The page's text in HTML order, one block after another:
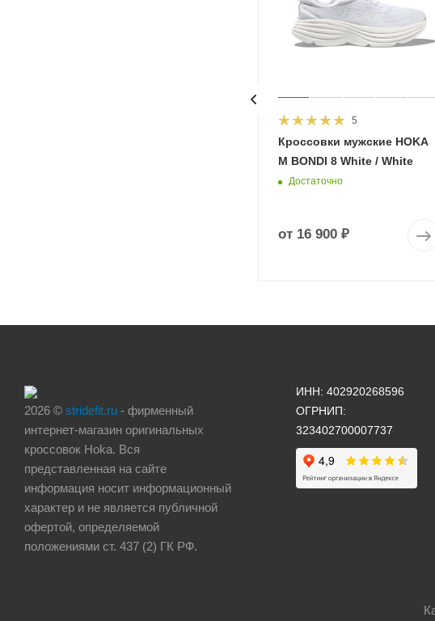
5
Кроссовки мужские HOKA
M BONDI 8 White / White
Достаточно
от 16 900 ₽
2026 © stridefit.ru - фирменный
интернет-магазин оригинальных
кроссовок Hoka. Вся
представленная на сайте
информация носит информационный
характер и не является публичной
офертой, определяемой
положениями ст. 437 (2) ГК РФ.
ИНН: 402920268596
ОГРНИП:
323402700007737